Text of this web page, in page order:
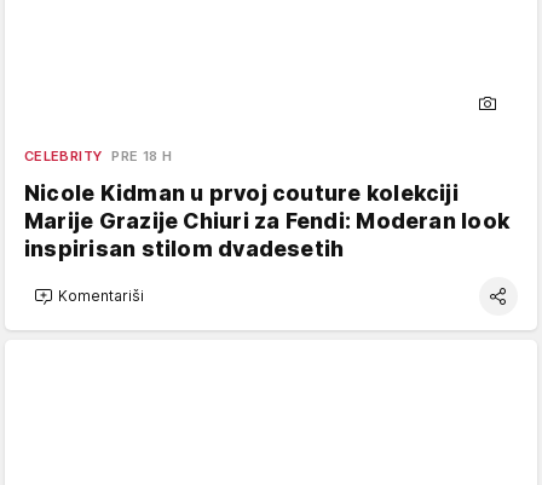
CELEBRITY PRE 18 H
Nicole Kidman u prvoj couture kolekciji
Marije Grazije Chiuri za Fendi: Moderan look
inspirisan stilom dvadesetih
Komentariši